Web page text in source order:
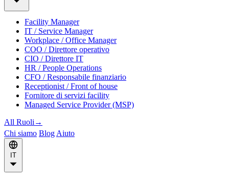
Facility Manager
IT / Service Manager
Workplace / Office Manager
COO / Direttore operativo
CIO / Direttore IT
HR / People Operations
CFO / Responsabile finanziario
Receptionist / Front of house
Fornitore di servizi facility
Managed Service Provider (MSP)
All Ruoli →
Chi siamo Blog Aiuto